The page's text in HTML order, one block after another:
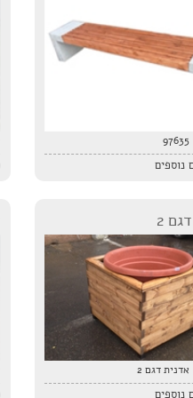
97635
נוספים
2
אדנית דגם 2
נוספים